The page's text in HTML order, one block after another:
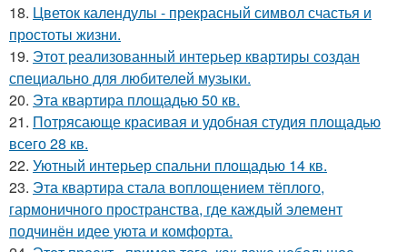
18. Цветок календулы - прекрасный символ счастья и
простоты жизни.
19. Этот реализованный интерьер квартиры создан
специально для любителей музыки.
20. Эта квартира площадью 50 кв.
21. Потрясающе красивая и удобная студия площадью
всего 28 кв.
22. Уютный интерьер спальни площадью 14 кв.
23. Эта квартира стала воплощением тёплого,
гармоничного пространства, где каждый элемент
подчинён идее уюта и комфорта.